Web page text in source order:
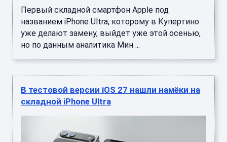
Первый складной смартфон Apple под
названием iPhone Ultra, которому в Купертино
уже делают замену, выйдет уже этой осенью,
но по данным аналитика Мин ...
В тестовой версии iOS 27 нашли намёки на
складной iPhone Ultra